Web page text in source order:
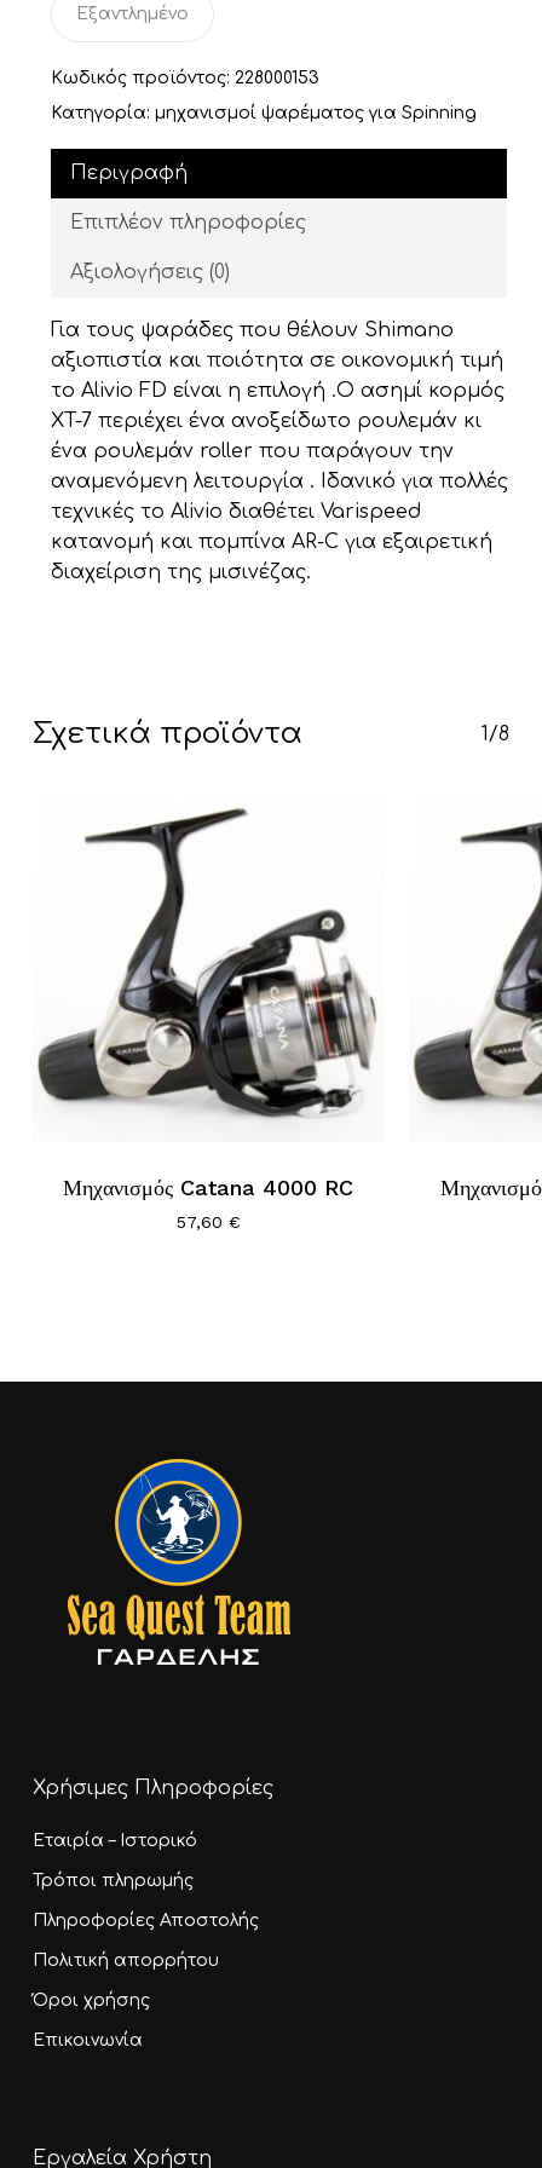
44,00 €.
39,93 €.
Εξαντλημένο
Κωδικός προϊόντος: 228000153
Κατηγορία: μηχανισμοί ψαρέματος για Spinning
Περιγραφή
Επιπλέον πληροφορίες
Αξιολογήσεις (0)
Για τους ψαράδες που θέλουν Shimano
αξιοπιστία και ποιότητα σε οικονομική τιμή
το Alivio FD είναι η επιλογή .Ο ασημί κορμός
XT-7 περιέχει ένα ανοξείδωτο ρουλεμάν κι
ένα ρουλεμάν roller που παράγουν την
αναμενόμενη λειτουργία . Ιδανικό για πολλές
τεχνικές το Alivio διαθέτει Varispeed
κατανομή και πομπίνα AR-C για εξαιρετική
διαχείριση της μισινέζας.
Σχετικά προϊόντα 1/8
Μηχανισμός Catana 4000 RC
57,60 €
Χρήσιμες Πληροφορίες
Εταιρία – Ιστορικό
Τρόποι πληρωμής
Πληροφορίες Αποστολής
Πολιτική απορρήτου
Όροι χρήσης
Επικοινωνία
Εργαλεία Χρήστη